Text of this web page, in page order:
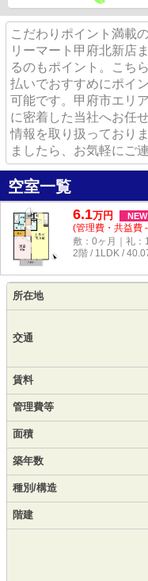
こだわりポイント満載
リーマート甲府北新店
るのもポイント。こち
払いでおすすめにポイ
可能です。甲府市エリ
に密着した当社へお任
情報を取り扱っており
ましたら、お気軽にご
空室一覧
6.1万円 NEW
(管理費・共益費
敷：0ヶ月｜礼：
2階 / 1LDK /
所在地
交通
賃料
管理費等
面積
築年数
種別/構造
階建